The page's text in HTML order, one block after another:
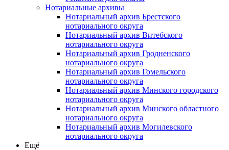
Нотариальные архивы
Нотариальный архив Брестского
нотариального округа
Нотариальный архив Витебского
нотариального округа
Нотариальный архив Гродненского
нотариального округа
Нотариальный архив Гомельского
нотариального округа
Нотариальный архив Минского городского
нотариального округа
Нотариальный архив Минского областного
нотариального округа
Нотариальный архив Могилевского
нотариального округа
Ещё